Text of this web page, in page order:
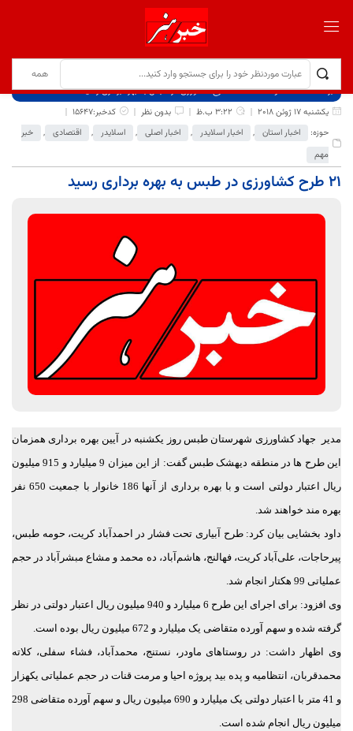
برگ نخست نوشته‌ها
21 طرح کشاورزی در طبس به بهره برداری رسید
یکشنبه 17 ژوئن 2018
3:22 ب.ظ بدون نظر
کدخبر:15647
حوزه:
اخبار استان , اخبار اسلایدر , اخبار اصلی , اسلایدر , اقتصادی ,
خبر
مهم
21 طرح کشاورزی در طبس به بهره برداری رسید
مدیر جهاد کشاورزی شهرستان طبس روز یکشنبه در آیین بهره برداری همزمان
این طرح ها در منطقه دیهشک طبس گفت: از این میزان 9 میلیارد و 915 میلیون
ریال اعتبار دولتی است و با بهره برداری از آنها 186 خانوار با جمعیت 650 نفر
بهره مند خواهند شد.
داود بخشایی بیان کرد: طرح آبیاری تحت فشار در احمدآباد کریت، حومه طبس،
پیرحاجات، علی‌آباد کریت، فهالنج، هاشم‌آباد، ده محمد و مشاع مبشرآباد در حجم
عملیاتی 99 هکتار انجام شد.
وی افزود: برای اجرای این طرح 6 میلیارد و 940 میلیون ریال اعتبار دولتی در نظر
گرفته شده و سهم آورده متقاضی یک میلیارد و 672 میلیون ریال بوده است.
وی اظهار داشت: در روستاهای ماودر، نستنج، محمدآباد، فشاء سفلی، کلاته
محمدقربان، انتظامیه و پده بید پروژه احیا و مرمت قنات در حجم عملیاتی یکهزار
و 41 متر با اعتبار دولتی یک میلیارد و 690 میلیون ریال و سهم آورده متقاضی 298
میلیون ریال انجام شده است.